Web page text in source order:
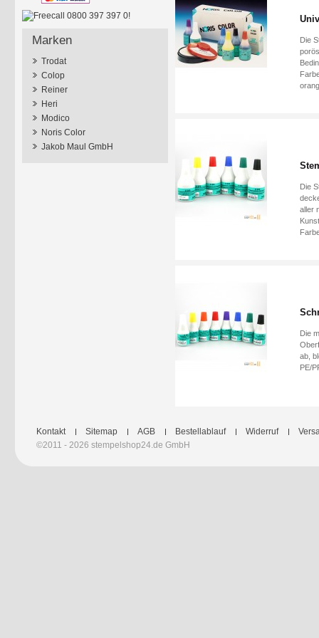
Marken
Trodat
Colop
Reiner
Heri
Modico
Noris Color
Jakob Maul GmbH
Die
Die
aller
Die
ab,
PE/
Kontakt Sitemap AGB Bestellablauf Widerruf
©2011 - 2026 stempelshop24.de GmbH